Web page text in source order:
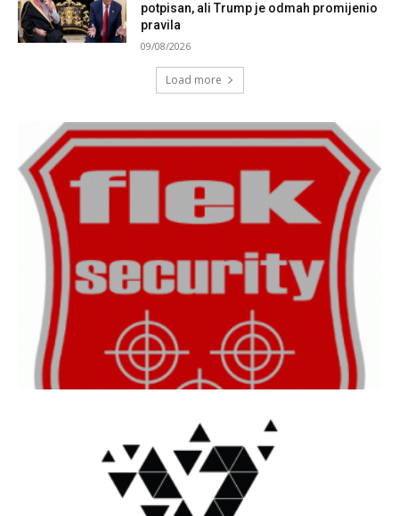
potpisan, ali Trump je odmah promijenio
pravila
09/08/2026
Load more